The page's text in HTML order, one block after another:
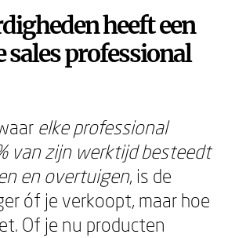
heeft een
sales professional
elke professional
van zijn werktijd besteedt
en overtuigen, is de
óf je verkoopt, maar hoe
Of je nu producten